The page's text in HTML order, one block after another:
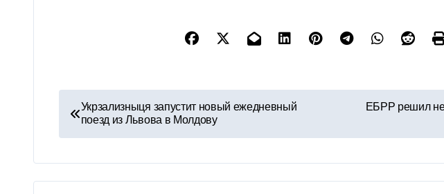
Н
а
в
и
Укрзализныця запустит новый ежедневный
поезд из Львова в Молдову
ЕБРР решил